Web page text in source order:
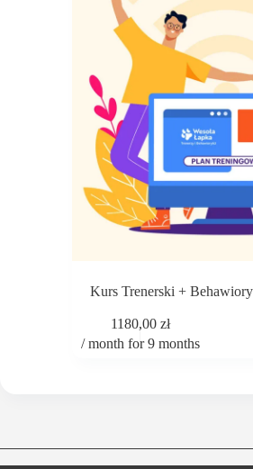
Kurs Trenerski +
1180,00 zł
/ month for 9 months